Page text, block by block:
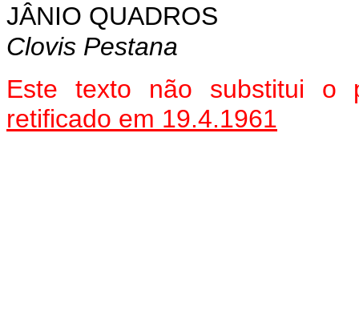
JÂNIO QUADROS
Clovis Pestana
Este texto não substitui o
retificado em 19.4.1961